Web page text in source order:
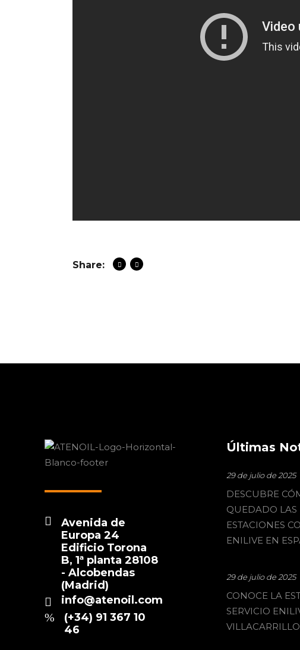
Share:
Avenida de
Europa 24
Edificio Torona
B, 1ª planta 28108
- Alcobendas
(Madrid)
info@atenoil.com
(+34) 91 367 10
46
Últimas
29 de julio de 2025
DESCUBRE
QUEDADO LAS
ESTACIONES
ENILIVE EN
29 de julio de 2025
CONOCE LA
SERVICIO
VILLACARRILLO